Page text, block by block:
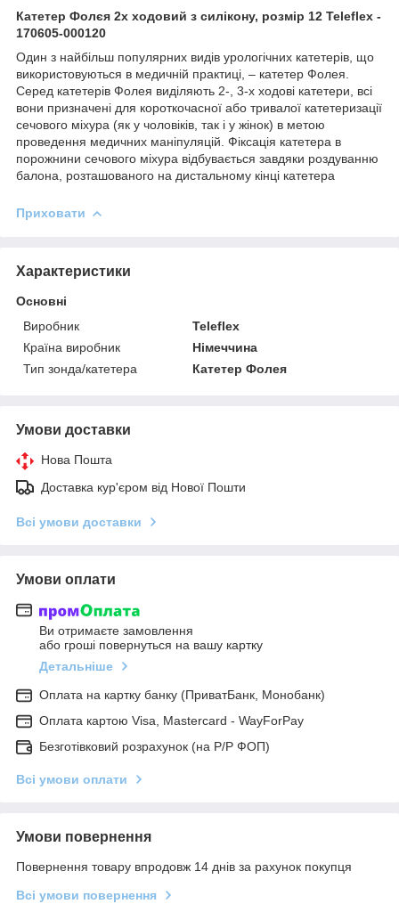
Катетер Фолєя 2х ходовий з силікону, розмір 12 Teleflex -
170605-000120
Один з найбільш популярних видів урологічних катетерів, що
використовуються в медичній практиці, – катетер Фолея.
Серед катетерів Фолея виділяють 2-, 3-х ходові катетери, всі
вони призначені для короткочасної або тривалої катетеризації
сечового міхура (як у чоловіків, так і у жінок) в метою
проведення медичних маніпуляцій. Фіксація катетера в
порожнини сечового міхура відбувається завдяки роздуванню
балона, розташованого на дистальному кінці катетера
Приховати
Характеристики
Основні
Виробник
Teleflex
Країна виробник
Німеччина
Тип зонда/катетера
Катетер Фолея
Умови доставки
Нова Пошта
Доставка кур'єром від Нової Пошти
Всі умови доставки
Умови оплати
Ви отримаєте замовлення
або гроші повернуться на вашу картку
Детальніше
Оплата на картку банку (ПриватБанк, Монобанк)
Оплата картою Visa, Mastercard - WayForPay
Безготівковий розрахунок (на Р/Р ФОП)
Всі умови оплати
Умови повернення
Повернення товару впродовж 14 днів за рахунок покупця
Всі умови повернення